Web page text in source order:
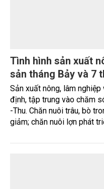
đơn giản hóa thủ tục
và mã số cơ sở đóng gói.